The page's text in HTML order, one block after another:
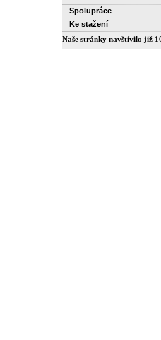
Spolupráce
Ke stažení
Naše stránky navštívilo již